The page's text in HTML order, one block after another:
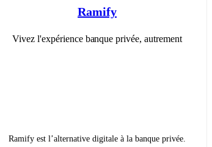
Ramify
Vivez l'expérience banque privée, autrement
Ramify est l’alternative digitale à la banque privée.